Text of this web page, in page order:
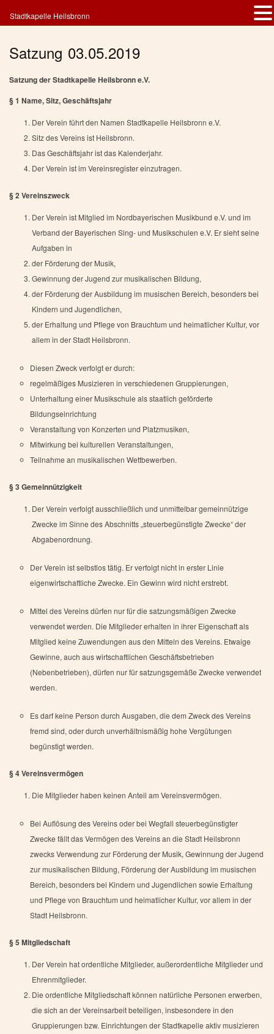
Satzung 03.05.2019
Satzung der Stadtkapelle Heilsbronn e.V.
§ 1 Name, Sitz, Geschäftsjahr
Der Verein führt den Namen Stadtkapelle Heilsbronn e.V.
Sitz des Vereins ist Heilsbronn.
Das Geschäftsjahr ist das Kalenderjahr.
Der Verein ist im Vereinsregister einzutragen.
§ 2 Vereinszweck
Der Verein ist Mitglied im Nordbayerischen Musikbund e.V. und im
Verband der Bayerischen Sing- und Musikschulen e.V. Er sieht seine
Aufgaben in
der Förderung der Musik,
Gewinnung der Jugend zur musikalischen Bildung,
der Förderung der Ausbildung im musischen Bereich, besonders bei
Kindern und Jugendlichen,
der Erhaltung und Pflege von Brauchtum und heimatlicher Kultur, vor
allem in der Stadt Heilsbronn.
Diesen Zweck verfolgt er durch:
regelmäßiges Musizieren in verschiedenen Gruppierungen,
Unterhaltung einer Musikschule als staatlich geförderte
Bildungseinrichtung
Veranstaltung von Konzerten und Platzmusiken,
Mitwirkung bei kulturellen Veranstaltungen,
Teilnahme an musikalischen Wettbewerben.
§ 3 Gemeinnützigkeit
Der Verein verfolgt ausschließlich und unmittelbar gemeinnützige
Zwecke im Sinne des Abschnitts „steuerbegünstigte Zwecke“ der
Abgabenordnung.
Der Verein ist selbstlos tätig. Er verfolgt nicht in erster Linie
eigenwirtschaftliche Zwecke. Ein Gewinn wird nicht erstrebt.
Mittel des Vereins dürfen nur für die satzungsmäßigen Zwecke
verwendet werden. Die Mitglieder erhalten in ihrer Eigenschaft als
Mitglied keine Zuwendungen aus den Mitteln des Vereins. Etwaige
Gewinne, auch aus wirtschaftlichen Geschäftsbetrieben
(Nebenbetrieben), dürfen nur für satzungsgemäße Zwecke verwendet
werden.
Es darf keine Person durch Ausgaben, die dem Zweck des Vereins
fremd sind, oder durch unverhältnismäßig hohe Vergütungen
begünstigt werden.
§ 4 Vereinsvermögen
Die Mitglieder haben keinen Anteil am Vereinsvermögen.
Bei Auflösung des Vereins oder bei Wegfall steuerbegünstigter
Zwecke fällt das Vermögen des Vereins an die Stadt Heilsbronn
zwecks Verwendung zur Förderung der Musik, Gewinnung der Jugend
zur musikalischen Bildung, Förderung der Ausbildung im musischen
Bereich, besonders bei Kindern und Jugendlichen sowie Erhaltung
und Pflege von Brauchtum und heimatlicher Kultur, vor allem in der
Stadt Heilsbronn.
§ 5 Mitgliedschaft
Der Verein hat ordentliche Mitglieder, außerordentliche Mitglieder und
Ehrenmitglieder.
Die ordentliche Mitgliedschaft können natürliche Personen erwerben,
die sich an der Vereinsarbeit beteiligen, insbesondere in den
Gruppierungen bzw. Einrichtungen der Stadtkapelle aktiv musizieren
Stadtkapelle Heilsbronn